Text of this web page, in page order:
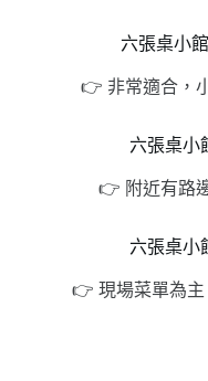
六張桌小
👉 非常適合，
六張桌小
👉 附近有路
六張桌小
👉 現場菜單為主